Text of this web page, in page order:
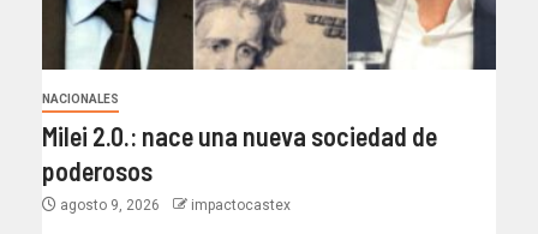
NACIONALES
Milei 2.0.: nace una nueva sociedad de
poderosos
agosto 9, 2026 impactocastex